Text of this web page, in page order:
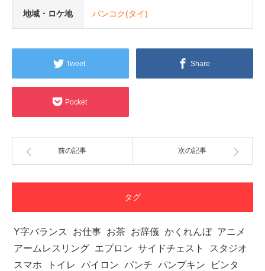
地域・ロケ地 バンコク(タイ)
Tweet Share
Pocket
前の記事 次の記事
タグ
Y字バランス お仕事 お茶 お辞儀 かくれんぼ アニメ
アームレスリング エプロン サイドチェスト
スタジオ
スマホ
トイレ パイロン パンチ パンプキン
ビンタ